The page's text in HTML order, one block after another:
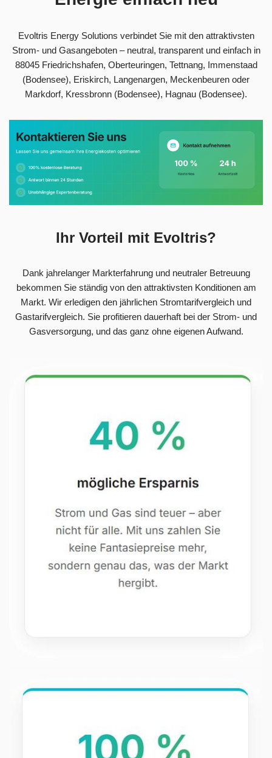
Evoltris Energy Solutions verbindet Sie mit den attraktivsten
Strom- und Gasangeboten – neutral, transparent und einfach in
88045 Friedrichshafen, Oberteuringen, Tettnang, Immenstaad
(Bodensee), Eriskirch, Langenargen, Meckenbeuren oder
Markdorf, Kressbronn (Bodensee), Hagnau (Bodensee).
Ihr Vorteil mit Evoltris?
Dank jahrelanger Markterfahrung und neutraler Betreuung
bekommen Sie ständig von den attraktivsten Konditionen am
Markt. Wir erledigen den jährlichen Stromtarifvergleich und
Gastarifvergleich. Sie profitieren dauerhaft bei der Strom- und
Gasversorgung, und das ganz ohne eigenen Aufwand.